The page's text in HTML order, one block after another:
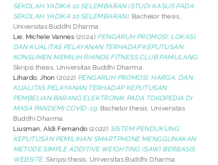
SEKOLAH YADIKA 10 SELEMBARAN (STUDI KASUS PADA
SEKOLAH YADIKA 10 SELEMBARAN). Bachelor thesis,
Universitas Buddhi Dharma.
Lie, Michele Vannes (2024) PENGARUH PROMOSI, LOKASI,
DAN KUALITAS PELAYANAN TERHADAP KEPUTUSAN
KONSUMEN MEMILIH RHINOS FITNESS CLUB PAMULANG.
Skripsi thesis, Universitas Buddhi Dharma.
Lihardo, Jhon (2022) PENGARUH PROMOSI, HARGA, DAN
KUALITAS PELAYANAN TERHADAP KEPUTUSAN
PEMBELIAN BARANG ELEKTRONIK PADA TOKOPEDIA DI
MASA PANDEMI COVID-19. Bachelor thesis, Universitas
Buddhi Dharma.
Liusman, Aldi Fernando (2022) SISTEM PENDUKUNG
KEPUTUSAN PEMILIHAN SMARTPHONE MENGGUNAKAN
METODE SIMPLE ADDITIVE WEIGHTING (SAW) BERBASIS
WEBSITE. Skripsi thesis, Universitas Buddhi Dharma.